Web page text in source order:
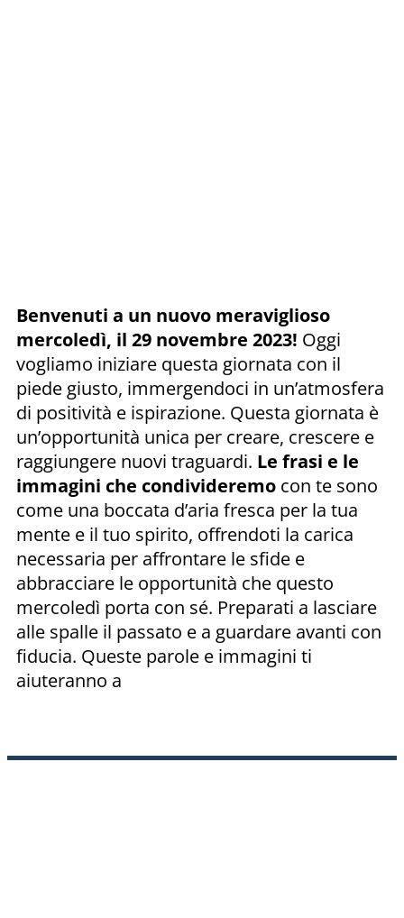
Benvenuti a un nuovo meraviglioso
mercoledì, il 29 novembre 2023! Oggi
vogliamo iniziare questa giornata con il
piede giusto, immergendoci in un’atmosfera
di positività e ispirazione. Questa giornata è
un’opportunità unica per creare, crescere e
raggiungere nuovi traguardi. Le frasi e le
immagini che condivideremo con te sono
come una boccata d’aria fresca per la tua
mente e il tuo spirito, offrendoti la carica
necessaria per affrontare le sfide e
abbracciare le opportunità che questo
mercoledì porta con sé. Preparati a lasciare
alle spalle il passato e a guardare avanti con
fiducia. Queste parole e immagini ti
aiuteranno a